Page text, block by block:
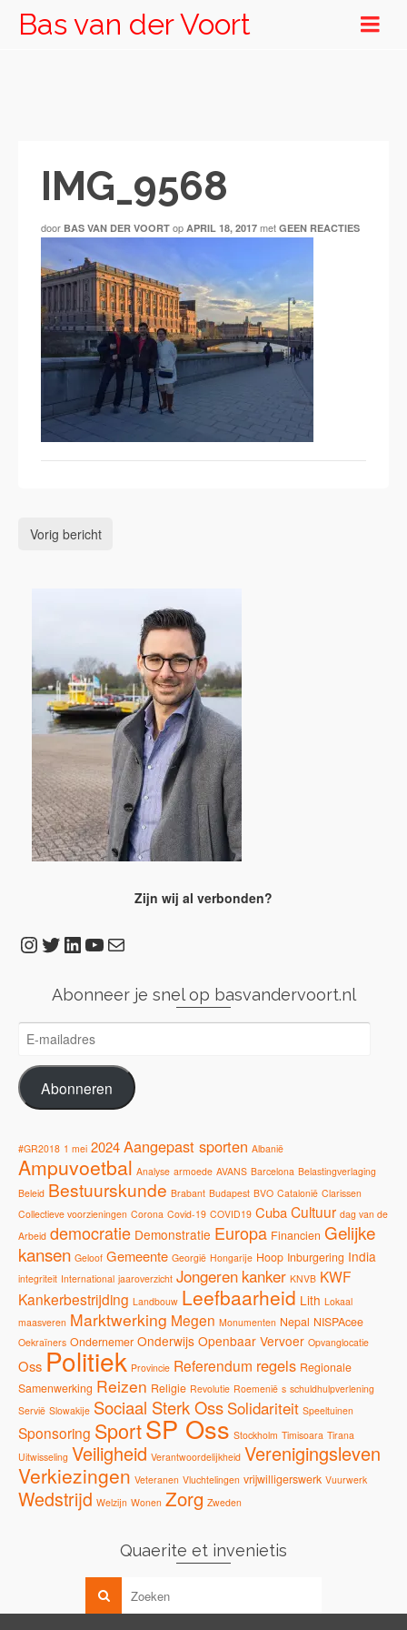
Bas van der Voort
IMG_9568
door BAS VAN DER VOORT op APRIL 18, 2017 met GEEN REACTIES
Vorig bericht
Zijn wij al verbonden?
Instagram
Twitter
LinkedIn
YouTube
E-mail
Abonneer je snel op basvandervoort.nl
E-
mailadres
Abonneren
#GR2018 1 mei 2024Aangepast sporten Albanië
Ampuvoetbal Analyse armoede AVANS Barcelona Belastingverlaging
Beleid Bestuurskunde Brabant Budapest BVO Catalonië Clarissen
Collectieve voorzieningen Corona Covid-19 COVID19 CubaCultuur dag van de
Arbeid democratie Demonstratie Europa Financien Gelijke
kansen Geloof Gemeente Georgië Hongarije Hoop Inburgering India
integriteit International jaaroverzicht Jongeren kanker KNVB KWF
Kankerbestrijding Landbouw Leefbaarheid Lith Lokaal
maasveren Marktwerking Megen Monumenten Nepal NISPAcee
Oekraïners Ondernemer Onderwijs Openbaar Vervoer Opvanglocatie
Oss Politiek Provincie Referendum regels Regionale
Samenwerking Reizen Religie Revolutie Roemenië s schuldhulpverlening
Servië Slowakije Sociaal Sterk Oss Solidariteit Speeltuinen
Sponsoring SportSP Oss Stockholm Timisoara Tirana
Uitwisseling Veiligheid Verantwoordelijkheid Verenigingsleven
Verkiezingen Veteranen Vluchtelingen vrijwilligerswerk Vuurwerk
Wedstrijd Welzijn Wonen Zorg Zweden
Quaerite et invenietis